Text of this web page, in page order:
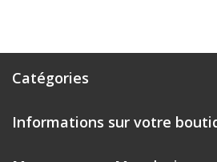
Catégories
Informations sur votre